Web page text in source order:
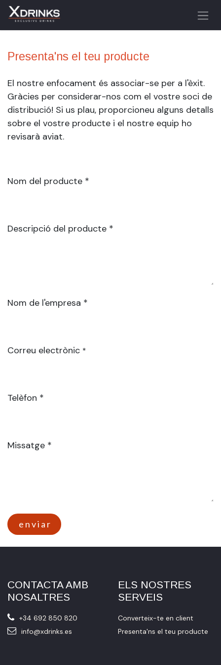
Skip to Content
Presenta'ns el teu producte
El nostre enfocament és associar-se per a l'èxit.
Gràcies per considerar-nos com el vostre soci de
distribució! Si us plau, proporcioneu alguns detalls
sobre el vostre producte i el nostre equip ho
revisarà aviat.
Nom del producte *
Descripció del producte *
Nom de l'empresa *
Correu electrònic *
Telèfon *
Missatge *
e n v i a r
CONTACTA AMB
NOSALTRES
+34 692 850 820
info@xdrinks.es
ELS NOSTRES
SERVEIS
Converteix-te en client
Presenta'ns el teu producte